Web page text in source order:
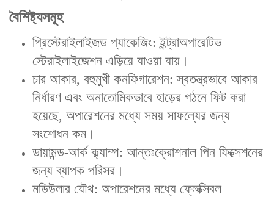
বৈশিষ্ট্যসমূহ
প্রিস্টেরাইলাইজড প্যাকেজিং: ইন্ট্রাঅপারেটিভ
স্টেরাইলাইজেশন এড়িয়ে যাওয়া যায়।
‌‌চার আকার, বহুমুখী কনফিগারেশন‌: স্বতন্ত্রভাবে আকার
নির্ধারণ এবং অনাতোমিকভাবে হাড়ের গঠনে ফিট করা
হয়েছে, অপারেশনের মধ্যে সময় সাফল্যের জন্য
সংশোধন কম।
‌ডায়ামন্ড-আর্ক ক্ল্যাম্প‌: আন্তঃক্রোশনাল পিন ফিক্সেশনের
জন্য ব্যাপক পরিসর।
‌মডিউলার যৌথ‌: অপারেশনের মধ্যে ফ্লেক্সিবল